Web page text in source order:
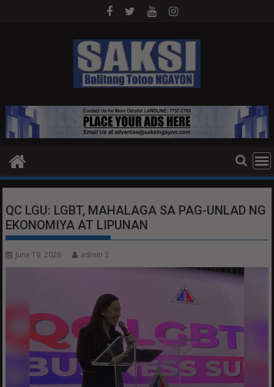
QC LGU: LGBT, MAHALAGA SA PAG-UNLAD NG
EKONOMIYA AT LIPUNAN
June 19, 2026 admin 3